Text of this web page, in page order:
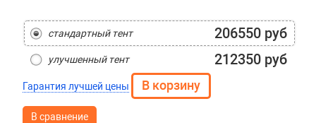
стандартный тент 206550 руб
улучшенный тент 212350 руб
Гарантия лучшей цены
В сравнение